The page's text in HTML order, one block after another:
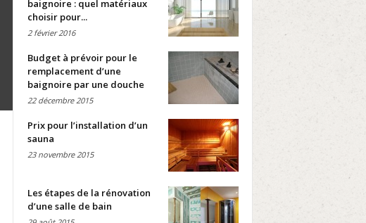
baignoire : quel matériaux
choisir pour...
2 février 2016
Budget à prévoir pour le
remplacement d’une
baignoire par une douche
22 décembre 2015
Prix pour l’installation d’un
sauna
23 novembre 2015
Les étapes de la rénovation
d’une salle de bain